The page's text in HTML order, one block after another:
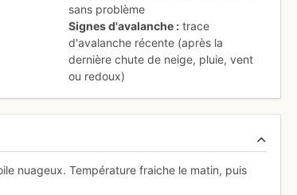
sans problème
Signes d'avalanche
trace
d'avalanche récente (après la
dernière chute de neige, pluie, vent
ou redoux)
nuageux. Température fraiche le matin, puis